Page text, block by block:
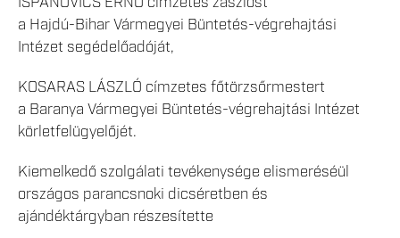
a Hajdú-Bihar Vármegyei Büntetés-végrehajtási
Intézet segédelőadóját,
KOSARAS LÁSZLÓ címzetes főtörzsőrmestert
a Baranya Vármegyei Büntetés-végrehajtási Intézet
körletfelügyelőjét.
Kiemelkedő szolgálati tevékenysége elismeréséül
országos parancsnoki dicséretben és
ajándéktárgyban részesítette